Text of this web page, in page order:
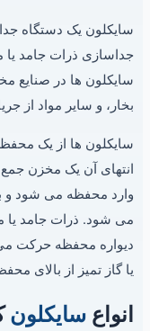
سایکلون یک دستگاه
جداسازی ذرات جامد یا
سایکلون ها در صنایع
بخار، و سایر مواد از
سایکلون ها از یک
انتهای آن یک مخزن جمع
وارد محفظه می شود و
می شود. ذرات جامد یا
دیواره محفظه حرکت
یا گاز تمیز از بالای
انواع سایکلون